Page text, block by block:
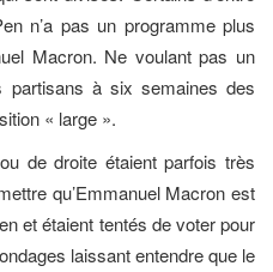
n’a pas un programme plus
Macron. Ne voulant pas un
partisans à six semaines des
« large ».
de droite étaient parfois très
qu’Emmanuel Macron est
et étaient tentés de voter pour
laissant entendre que le